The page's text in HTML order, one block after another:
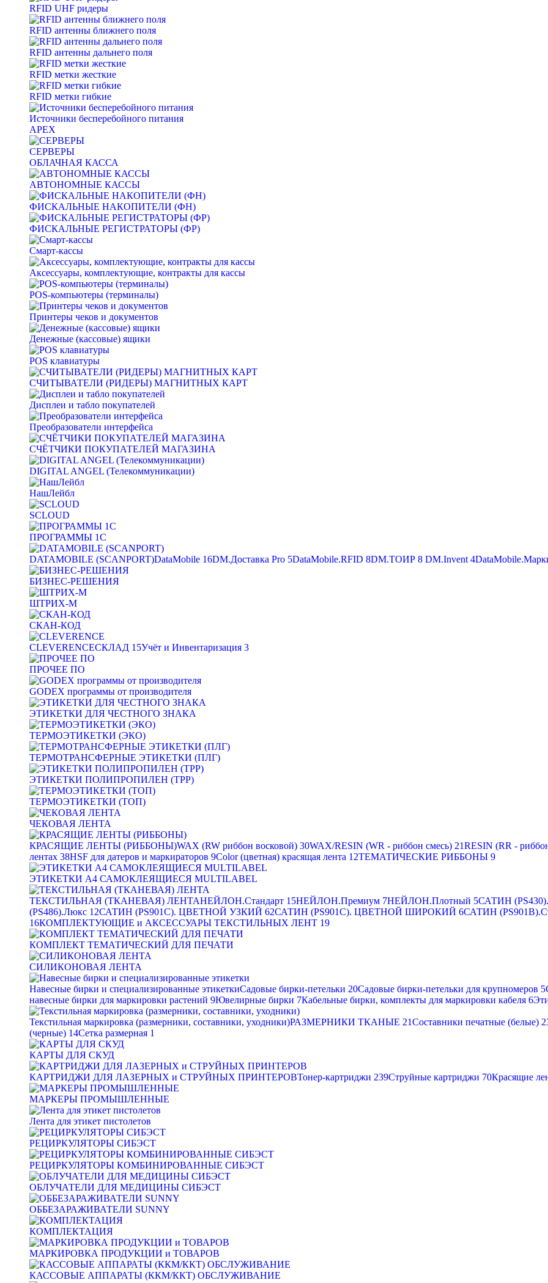
RFID UHF ридеры
RFID антенны ближнего поля
RFID антенны дальнего поля
RFID метки жесткие
RFID метки гибкие
Источники бесперебойного питания
APEX
СЕРВЕРЫ
ОБЛАЧНАЯ КАССА
АВТОНОМНЫЕ КАССЫ
ФИСКАЛЬНЫЕ НАКОПИТЕЛИ (ФН)
ФИСКАЛЬНЫЕ РЕГИСТРАТОРЫ (ФР)
Смарт-кассы
Аксессуары, комплектующие, контракты для кассы
POS-компьютеры (терминалы)
Принтеры чеков и документов
Денежные (кассовые) ящики
POS клавиатуры
СЧИТЫВАТЕЛИ (РИДЕРЫ) МАГНИТНЫХ КАРТ
Дисплеи и табло покупателей
Преобразователи интерфейса
СЧЁТЧИКИ ПОКУПАТЕЛЕЙ МАГАЗИНА
DIGITAL ANGEL (Телекоммуникации)
НашЛейбл
SCLOUD
ПРОГРАММЫ 1С
DATAMOBILE (SCANPORT)DataMobile 16DM.Доставка Pro 5DataMobile.RFID 8DM.ТОИР 8 DM.Invent 4
БИЗНЕС-РЕШЕНИЯ
ШТРИХ-М
СКАН-КОД
CLEVERENCEСКЛАД 15Учёт и Инвентаризация 3
ПРОЧЕЕ ПО
GODEX программы от производителя
ЭТИКЕТКИ ДЛЯ ЧЕСТНОГО ЗНАКА
ТЕРМОЭТИКЕТКИ (ЭКО)
ТЕРМОТРАНСФЕРНЫЕ ЭТИКЕТКИ (ПЛГ)
ЭТИКЕТКИ ПОЛИПРОПИЛЕН (TPP)
ТЕРМОЭТИКЕТКИ (ТОП)
ЧЕКОВАЯ ЛЕНТА
КРАСЯЩИЕ ЛЕНТЫ (РИББОНЫ)WAX (RW риббон восковой) 30WAX/RESIN (WR - риббон смесь) 21RESIN (RR -
лентах 38HSF для датеров и маркираторов 9Color (цветная) красящая лента 12ТЕМАТИЧЕСКИЕ РИББОНЫ 9
ЭТИКЕТКИ А4 САМОКЛЕЯЩИЕСЯ MULTILABEL
ТЕКСТИЛЬНАЯ (ТКАНЕВАЯ) ЛЕНТАНЕЙЛОН.Стандарт 15НЕЙЛОН.Премиум 7НЕЙЛОН.Плотный 5САТИН
(PS486).Люкс 12САТИН (PS901C). ЦВЕТНОЙ УЗКИЙ 62САТИН (PS901C). ЦВЕТНОЙ ШИРОКИЙ 6САТИН
16КОМПЛЕКТУЮЩИЕ и АКСЕССУАРЫ ТЕКСТИЛЬНЫХ ЛЕНТ 19
КОМПЛЕКТ ТЕМАТИЧЕСКИЙ ДЛЯ ПЕЧАТИ
СИЛИКОНОВАЯ ЛЕНТА
Навесные бирки и специализированные этикеткиСадовые бирки-петельки 20Садовые бирки-петельки для крупномеров 5
навесные бирки для маркировки растений 9Ювелирные бирки 7Кабельные бирки, комплекты для маркировки кабеля 6
Текстильная маркировка (размерники, составники, уходники)РАЗМЕРНИКИ ТКАНЫЕ 21Составники печатные (белые)
(черные) 14Сетка размерная 1
КАРТЫ ДЛЯ СКУД
КАРТРИДЖИ ДЛЯ ЛАЗЕРНЫХ и СТРУЙНЫХ ПРИНТЕРОВТонер-картриджи 239Струйные картриджи 70Красящие
МАРКЕРЫ ПРОМЫШЛЕННЫЕ
Лента для этикет пистолетов
РЕЦИРКУЛЯТОРЫ СИБЭСТ
РЕЦИРКУЛЯТОРЫ КОМБИНИРОВАННЫЕ СИБЭСТ
ОБЛУЧАТЕЛИ ДЛЯ МЕДИЦИНЫ СИБЭСТ
ОББЕЗАРАЖИВАТЕЛИ SUNNY
КОМПЛЕКТАЦИЯ
МАРКИРОВКА ПРОДУКЦИИ и ТОВАРОВ
КАССОВЫЕ АППАРАТЫ (ККМ/ККТ) ОБСЛУЖИВАНИЕ